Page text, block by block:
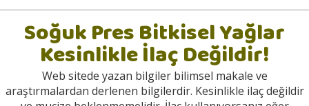
Soğuk Pres Bitkisel Yağlar
Kesinlikle İlaç Değildir!
Web sitede yazan bilgiler bilimsel makale ve
araştırmalardan derlenen bilgilerdir. Kesinlikle ilaç değildir